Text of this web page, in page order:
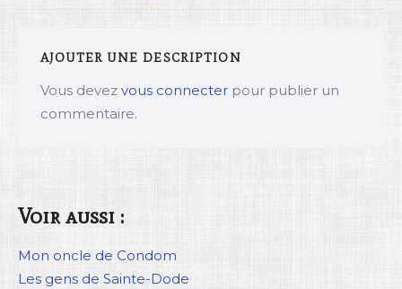
AJOUTER UNE DESCRIPTION
Vous devez vous connecter pour publier un
commentaire.
Voir aussi :
Mon oncle de Condom
Les gens de Sainte-Dode